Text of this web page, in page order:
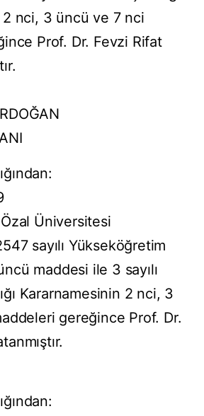
2 nci, 3 üncü ve 7 nci
Prof. Dr. Fevzi Rifat
Üniversitesi
sayılı Yükseköğretim
maddesi ile 3 sayılı
Kararnamesinin 2 nci, 3
gereğince Prof. Dr.